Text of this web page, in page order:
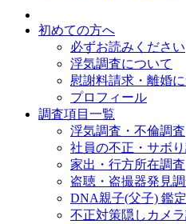
初めての方へ
必ずお読みください
浮気調査について
慰謝料請求・離婚
プロフィール
調査項目一覧
浮気調査・不倫調査
社員の不正・サボ
家出・行方所在調査
盗聴・盗撮器発見
DNA親子(父子) 鑑定
不正対策隠しカメ